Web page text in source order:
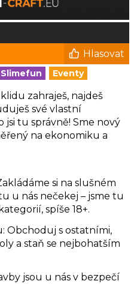
Hlasovat
Slimefun Eventy
zahraješ, najdeš
své vlastní
tu správně! Sme nový
na ekonomiku a
si na slušném
u nás nečekej – jsme tu
spíše 18+.
Obchoduj s ostatními,
a staň se nejbohatším
jsou u nás v bezpečí